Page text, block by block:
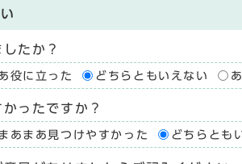
たか？
役に立った どちらともいえない
ったですか？
あまあ見つけやすかった どちらとも